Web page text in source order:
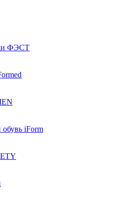
ФЭСТ
iForm